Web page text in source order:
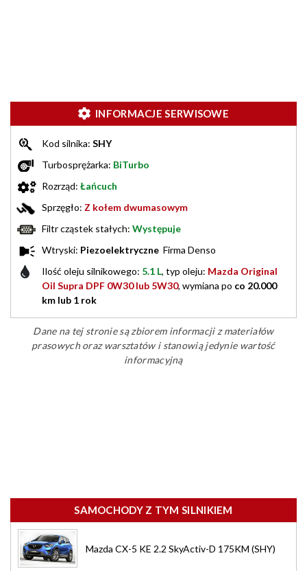
INFORMACJE SERWISOWE
Kod silnika: SHY
Turbosprężarka: BiTurbo
Rozrząd: Łańcuch
Sprzęgło: Z kołem dwumasowym
Filtr cząstek stałych: Występuje
Wtryski: Piezoelektryczne Firma Denso
Ilość oleju silnikowego: 5.1 L, typ oleju: Mazda Original
Oil Supra DPF 0W30 lub 5W30, wymiana po co 20.000
km lub 1 rok
Dane na tej stronie są zbiorem informacji z materiałów
prasowych oraz warsztatów i stanowią jedynie wartość
informacyjną
SAMOCHODY Z TYM SILNIKIEM
Mazda CX-5 KE 2.2 SkyActiv-D 175KM (SHY)